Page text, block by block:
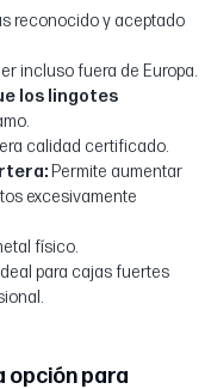
reconocido y aceptado
incluso fuera de Europa.
los lingotes
calidad certificado.
Permite aumentar
excesivamente
físico.
Ideal para cajas fuertes
opción para